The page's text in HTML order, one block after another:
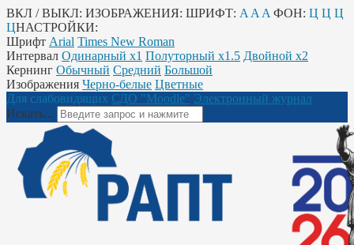
ВКЛ / ВЫКЛ: ИЗОБРАЖЕНИЯ: ШРИФТ: A A A ФОН: Ц Ц Ц
ЦНАСТРОЙКИ:
Шрифт Arial Times New Roman
Интервал Одинарный х1 Полуторный х1.5 Двойной х2
Кернинг Обычный Средний Большой
Изображения Черно-белые Цветные
Для слабовидящих СДО "Moodle" Электронный журнал
Искать...